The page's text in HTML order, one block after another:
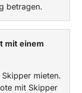
betragen.
mit einem
mieten.
mit Skipper